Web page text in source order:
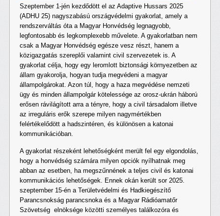
Szeptember 1-jén kezdődött el az Adaptive Hussars 2025
(ADHU 25) nagyszabású országvédelmi gyakorlat, amely a
rendszerváltás óta a Magyar Honvédség legnagyobb,
legfontosabb és legkomplexebb művelete. A gyakorlatban nem
csak a Magyar Honvédség egésze vesz részt, hanem a
közigazgatás szereplői valamint civil szervezetek is. A
gyakorlat célja, hogy egy leromlott biztonsági környezetben az
állam gyakorolja, hogyan tudja megvédeni a magyar
állampolgárokat. Azon túl, hogy a haza megvédése nemzeti
ügy és minden állampolgár kötelessége az orosz-ukrán háború
erősen rávilágított arra a tényre, hogy a civil társadalom illetve
az irreguláris erők szerepe milyen nagymértékben
felértékelődött a hadszintéren, és különösen a katonai
kommunikációban.
A gyakorlat részeként lehetőségként merült fel egy elgondolás,
hogy a honvédség számára milyen opciók nyílhatnak meg
abban az esetben, ha megszűnnének a teljes civil és katonai
kommunikációs lehetőségek. Ennek okán került sor 2025.
szeptember 15-én a Területvédelmi és Hadkiegészítő
Parancsnokság parancsnoka és a Magyar Rádióamatőr
Szövetség elnöksége közötti személyes találkozóra és